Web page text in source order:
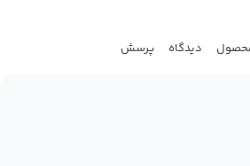
دیدگاه پرسش